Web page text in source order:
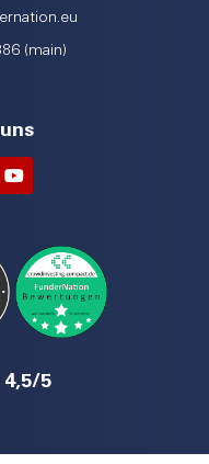
(main)
4,5/5